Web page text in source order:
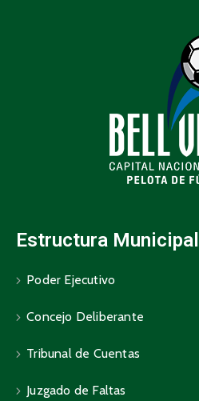
Estructura Municipal
Poder Ejecutivo
Concejo Deliberante
Tribunal de Cuentas
Juzgado de Faltas